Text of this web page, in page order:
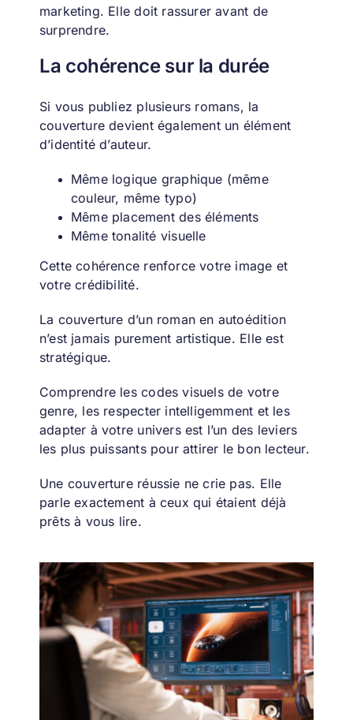
marketing. Elle doit rassurer avant de
surprendre.
La cohérence sur la durée
Si vous publiez plusieurs romans, la
couverture devient également un élément
d’identité d’auteur.
Même logique graphique (même
couleur, même typo)
Même placement des éléments
Même tonalité visuelle
Cette cohérence renforce votre image et
votre crédibilité.
La couverture d’un roman en autoédition
n’est jamais purement artistique. Elle est
stratégique.
Comprendre les codes visuels de votre
genre, les respecter intelligemment et les
adapter à votre univers est l’un des leviers
les plus puissants pour attirer le bon lecteur.
Une couverture réussie ne crie pas. Elle
parle exactement à ceux qui étaient déjà
prêts à vous lire.